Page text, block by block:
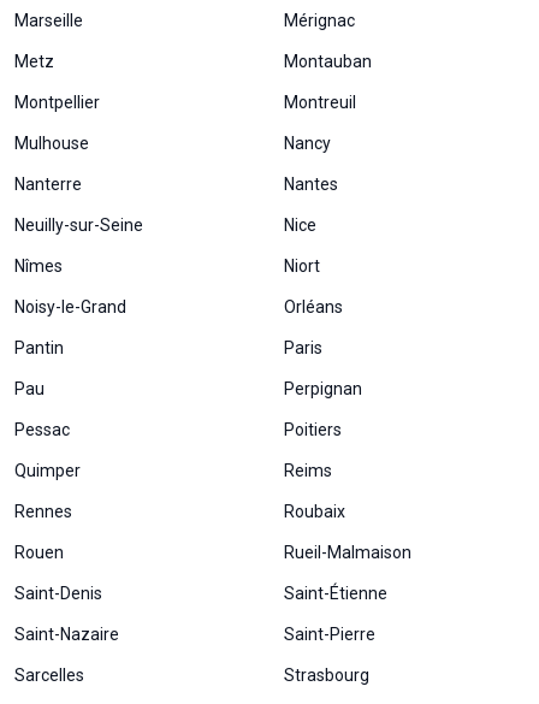
Marseille Mérignac
Metz Montauban
Montpellier Montreuil
Mulhouse Nancy
Nanterre Nantes
Neuilly-sur-Seine Nice
Nîmes Niort
Noisy-le-Grand Orléans
Pantin Paris
Pau Perpignan
Pessac Poitiers
Quimper Reims
Rennes Roubaix
Rouen Rueil-Malmaison
Saint-Denis Saint-Étienne
Saint-Nazaire Saint-Pierre
Sarcelles Strasbourg